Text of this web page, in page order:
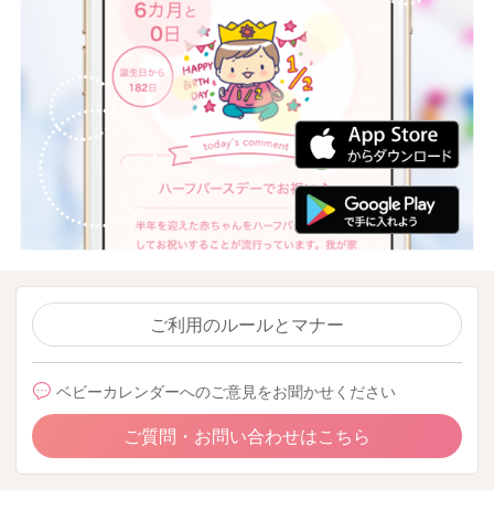
ご利用のルールとマナー
ベビーカレンダーへのご意見をお聞かせください
ご質問・お問い合わせはこちら